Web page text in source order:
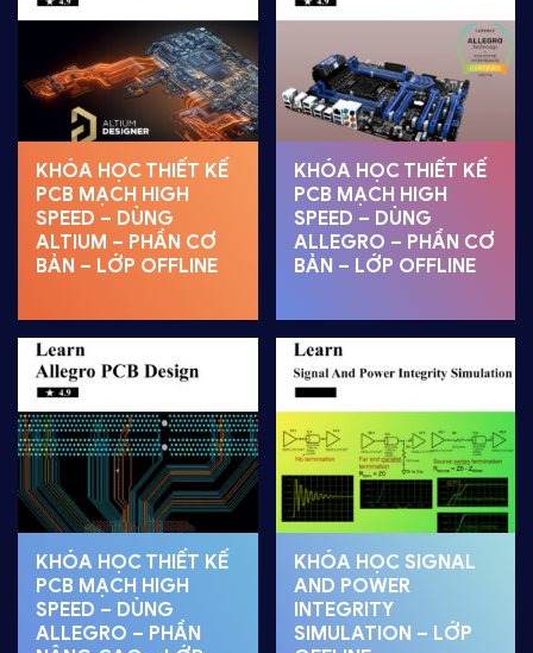
KHÓA HỌC THIẾT KẾ
PCB MẠCH HIGH
SPEED – DÙNG
ALTIUM – PHẦN CƠ
BẢN – LỚP OFFLINE
KHÓA HỌC THIẾT KẾ
PCB MẠCH HIGH
SPEED – DÙNG
ALLEGRO – PHẦN CƠ
BẢN – LỚP OFFLINE
KHÓA HỌC THIẾT KẾ
PCB MẠCH HIGH
SPEED – DÙNG
ALLEGRO – PHẦN
KHÓA HỌC SIGNAL
AND POWER
INTEGRITY
SIMULATION – LỚP